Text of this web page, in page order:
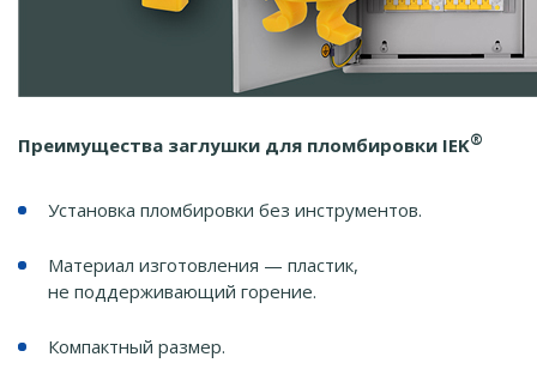
Преимущества заглушки для пломбировки IEK®
Установка пломбировки без инструментов.
Материал изготовления — пластик,
не поддерживающий горение.
Компактный размер.